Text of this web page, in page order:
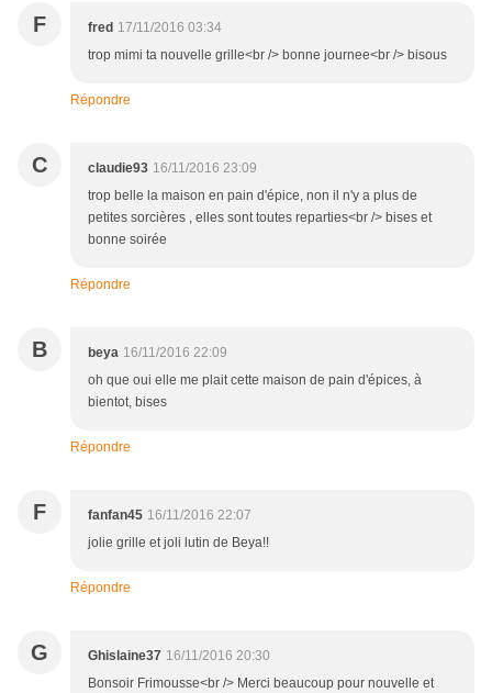
F fred 17/11/2016 03:34
trop mimi ta nouvelle grille<br /> bonne journee<br /> bisous
Répondre
C claudie93 16/11/2016 23:09
trop belle la maison en pain d'épice, non il n'y a plus de
petites sorcières , elles sont toutes reparties<br /> bises et
bonne soirée
Répondre
B beya 16/11/2016 22:09
oh que oui elle me plait cette maison de pain d'épices, à
bientot, bises
Répondre
F fanfan45 16/11/2016 22:07
jolie grille et joli lutin de Beya!!
Répondre
G Ghislaine37 16/11/2016 20:30
Bonsoir Frimousse<br /> Merci beaucoup pour nouvelle et